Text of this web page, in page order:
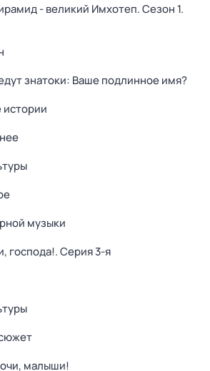
- великий Имхотеп. Сезон 1.
знатоки: Ваше подлинное имя?
истории
музыки
господа!. Серия 3-я
малыши!